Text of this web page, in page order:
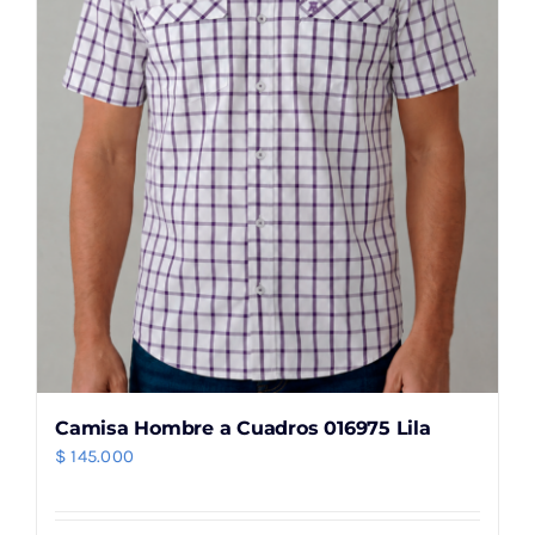
elegir
en
la
página
de
producto
Camisa Hombre a Cuadros 016975 Lila
$ 145.000